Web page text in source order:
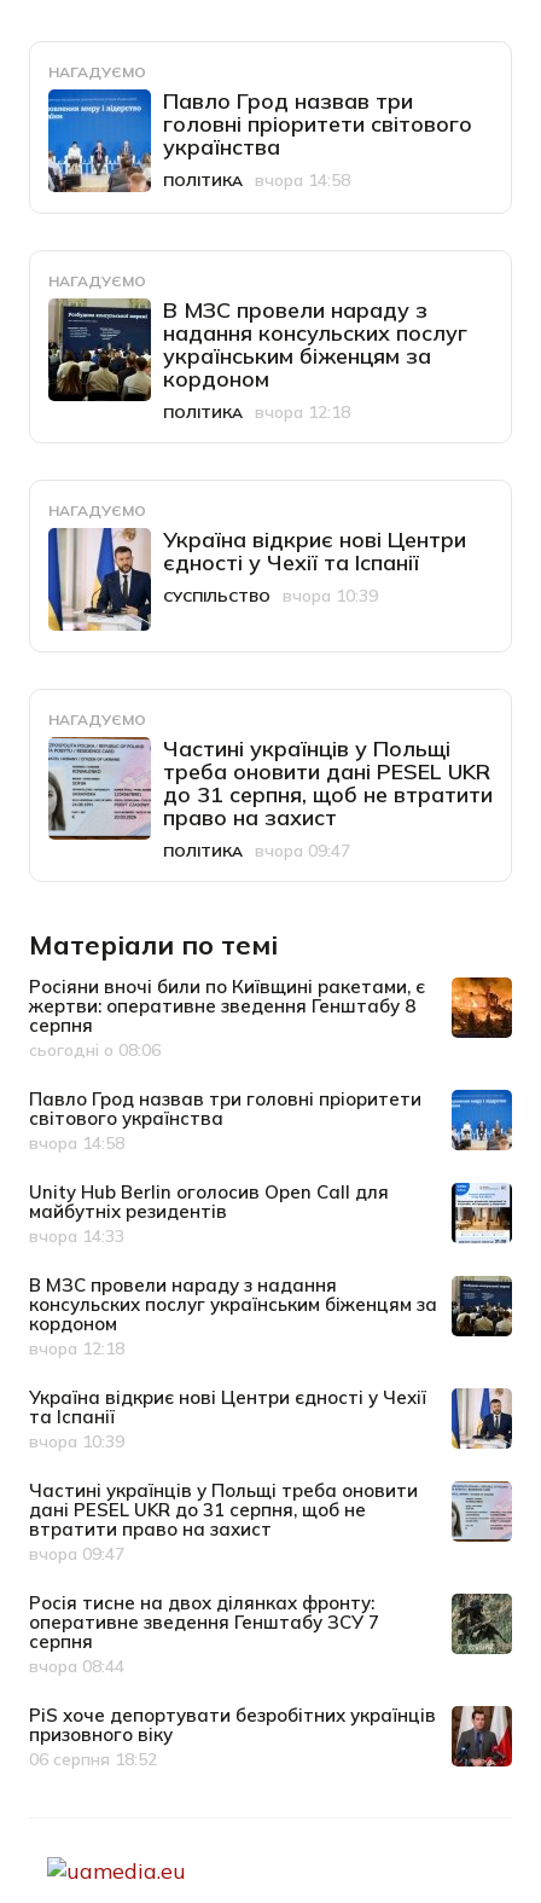
НАГАДУЄМО
Павло Грод назвав три
головні пріоритети світового
українства
Категорія
ПОЛІТИКА
Дата публікації
вчора 14:58
НАГАДУЄМО
В МЗС провели нараду з
надання консульских послуг
українським біженцям за
кордоном
Категорія
ПОЛІТИКА
Дата публікації
вчора 12:18
НАГАДУЄМО
Україна відкриє нові Центри
єдності у Чехії та Іспанії
Категорія
СУСПІЛЬСТВО
Дата публікації
вчора 10:39
НАГАДУЄМО
Частині українців у Польщі
треба оновити дані PESEL UKR
до 31 серпня, щоб не втратити
право на захист
Категорія
ПОЛІТИКА
Дата публікації
вчора 09:47
Матеріали по темі
Росіяни вночі били по Київщині ракетами, є
жертви: оперативне зведення Генштабу 8
серпня
Дата публікації
сьогодні о 08:06
Павло Грод назвав три головні пріоритети
світового українства
Дата публікації
вчора 14:58
Unity Hub Berlin оголосив Open Call для
майбутніх резидентів
Дата публікації
вчора 14:33
В МЗС провели нараду з надання
консульских послуг українським біженцям за
кордоном
Дата публікації
вчора 12:18
Україна відкриє нові Центри єдності у Чехії
та Іспанії
Дата публікації
вчора 10:39
Частині українців у Польщі треба оновити
дані PESEL UKR до 31 серпня, щоб не
втратити право на захист
Дата публікації
вчора 09:47
Росія тисне на двох ділянках фронту:
оперативне зведення Генштабу ЗСУ 7
серпня
Дата публікації
вчора 08:44
PiS хоче депортувати безробітних українців
призовного віку
Дата публікації
06 серпня 18:52